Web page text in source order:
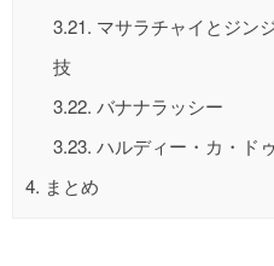
3.21. マサラチャイとジン
技
3.22. バナナラッシー
3.23. ハルディー・カ・ド
4. まとめ